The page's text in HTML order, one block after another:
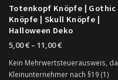
Totenkopf Knöpfe | Gothic
Knöpfe | Skull Knöpfe |
Halloween Deko
5,00€ – 11,00€
Kein Mehrwertsteuerausweis, da
Kleinunternehmer nach §19 (1)